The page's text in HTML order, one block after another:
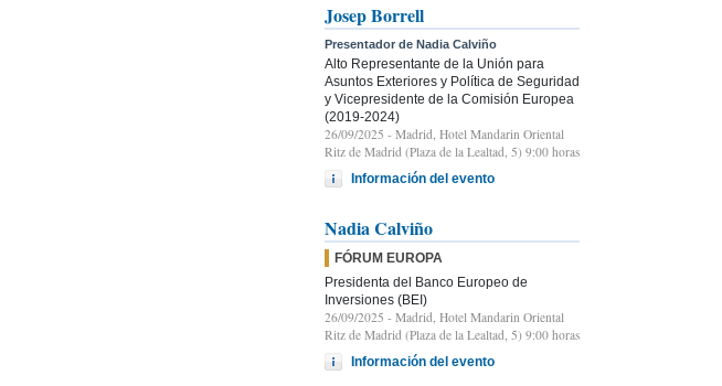
Josep Borrell
Presentador de Nadia Calviño
Alto Representante de la Unión para
Asuntos Exteriores y Política de Seguridad
y Vicepresidente de la Comisión Europea
(2019-2024)
26/09/2025 - Madrid, Hotel Mandarin Oriental
Ritz de Madrid (Plaza de la Lealtad, 5) 9:00 horas
Información del evento
Nadia Calviño
FÓRUM EUROPA
Presidenta del Banco Europeo de
Inversiones (BEI)
26/09/2025 - Madrid, Hotel Mandarin Oriental
Ritz de Madrid (Plaza de la Lealtad, 5) 9:00 horas
Información del evento